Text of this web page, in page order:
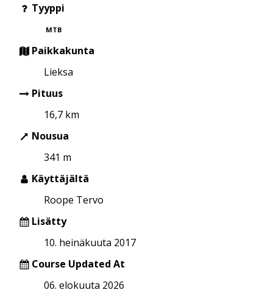
Tyyppi
MTB
Paikkakunta
Lieksa
Pituus
16,7 km
Nousua
341 m
Käyttäjältä
Roope Tervo
Lisätty
10. heinäkuuta 2017
Course Updated At
06. elokuuta 2026